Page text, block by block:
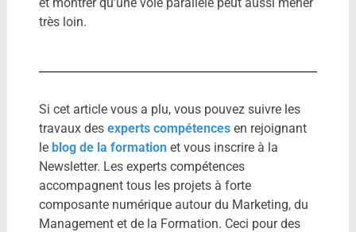
très loin.
Si cet article vous a plu, vous pouvez suivre les
travaux des experts compétencesen rejoignant
le blog de la formation et vous inscrire à la
Newsletter. Les experts compétences
accompagnent tous les projets à forte
composante numérique autour du Marketing, du
Management et de la Formation. Ceci pour des